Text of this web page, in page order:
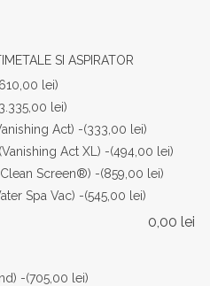
SI ASPIRATOR
lei)
lei)
Act) -(333,00 lei)
Act XL) -(494,00 lei)
Screen®) -(859,00 lei)
Spa Vac) -(545,00 lei)
0,00 lei
-(705,00 lei)